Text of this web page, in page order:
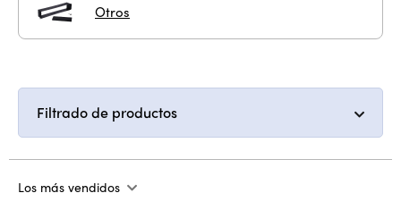
Otros
Filtrado de productos
Los más vendidos